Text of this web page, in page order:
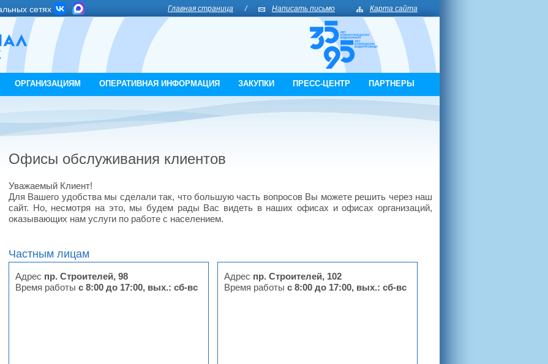
сетях Главная страница / Написать письмо Карта сайта
ОРГАНИЗАЦИЯМ ОПЕРАТИВНАЯ ИНФОРМАЦИЯ ЗАКУПКИ ПРЕСС-ЦЕНТР ПАРТНЕРЫ
Офисы обслуживания клиентов
Уважаемый Клиент!
Для Вашего удобства мы сделали так, что большую часть вопросов Вы можете решить через наш
сайт. Но, несмотря на это, мы будем рады Вас видеть в наших офисах и офисах организаций,
оказывающих нам услуги по работе с населением.
Частным лицам
Адрес пр. Строителей, 98
Время работы с 8:00 до 17:00, вых.: сб-вс
Адрес пр. Строителей, 102
Время работы с 8:00 до 17:00, вых.: сб-вс